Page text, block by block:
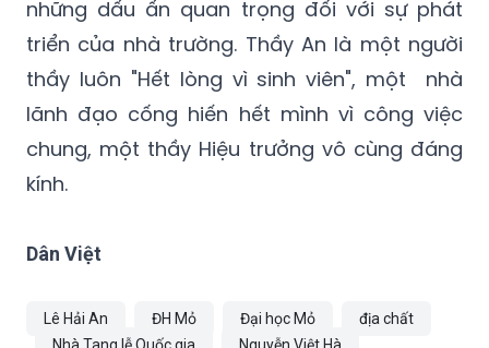
Đại học Mỏ - Địa chất trên nhiều cương vị
khác nhau, Phó Giáo sư Lê Hải An đã để lại
những dấu ấn quan trọng đối với sự phát
triển của nhà trường. Thầy An là một người
thầy luôn "Hết lòng vì sinh viên", một nhà
lãnh đạo cống hiến hết mình vì công việc
kính.
Dân Việt